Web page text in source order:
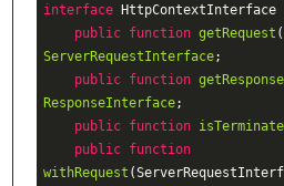
interface HttpContextInterface
public function getRequest
ServerRequestInterface;
public function getResponse
ResponseInterface;
public function
public function
withRequest